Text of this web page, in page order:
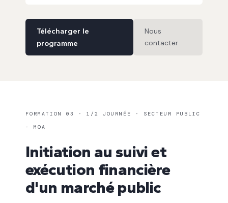
Télécharger le
programme
Nous
contacter
FORMATION 03 · 1/2 JOURNÉE · SECTEUR PUBLIC
· MOA
Initiation au suivi et
exécution financière
d'un marché public